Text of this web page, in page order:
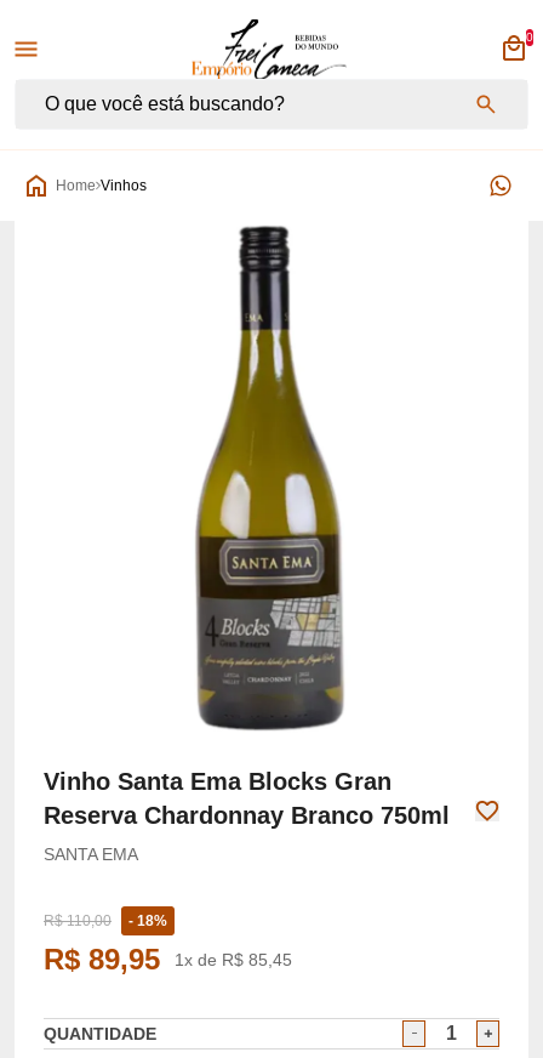
Empório Frei Caneca
0
Home Vinhos
Vinho Santa Ema Blocks Gran
Reserva Chardonnay Branco 750ml
SANTA EMA
R$ 110,00 - 18%
R$ 89,95 1x de R$ 85,45
QUANTIDADE